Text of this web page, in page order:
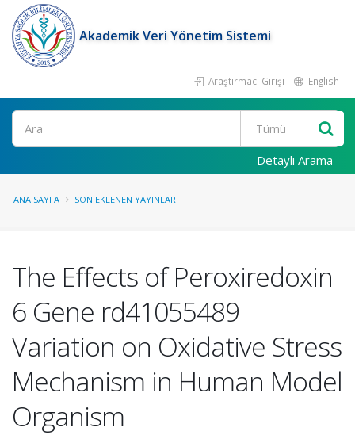
Akademik Veri Yönetim Sistemi
Araştırmacı Girişi English
Ara
Detaylı Arama
ANA SAYFA SON EKLENEN YAYINLAR
The Effects of Peroxiredoxin
6 Gene rd41055489
Variation on Oxidative Stress
Mechanism in Human Model
Organism